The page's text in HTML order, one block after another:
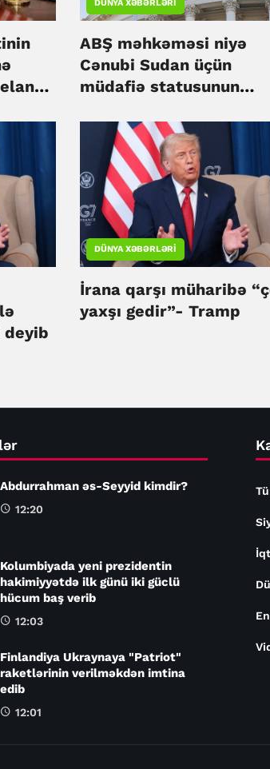
DÜNYA XƏBƏRLƏRI
ABŞ məhkəməsi niyə
Cənubi Sudan üçün
müdafiə statusunun
deyib
DÜNYA XƏBƏRLƏRI
İrana qarşı müharibə
yaxşı gedir”- Tramp
Abdurrahman əs-Seyyid kimdir?
12:20
Kolumbiyada yeni prezidentin
hakimiyyətdə ilk günü iki güclü
hücum baş verib
12:03
Finlandiya Ukraynaya "Patriot"
raketlərinin verilməkdən imtina
edib
12:01